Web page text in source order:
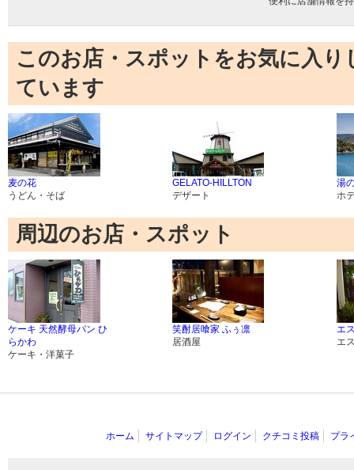
このお店・スポットをお気に入
ています
麦の花
うどん・そば
GELATO-HILLTON
デザート
湯
ホ
周辺のお店・スポット
ケーキ 天然酵母パン ひ
らかわ
ケーキ・洋菓子
笑酎居喰家 ふぅ凛
居酒屋
エ
エ
ホーム サイトマップ ログイン クチコミ投稿 プラ